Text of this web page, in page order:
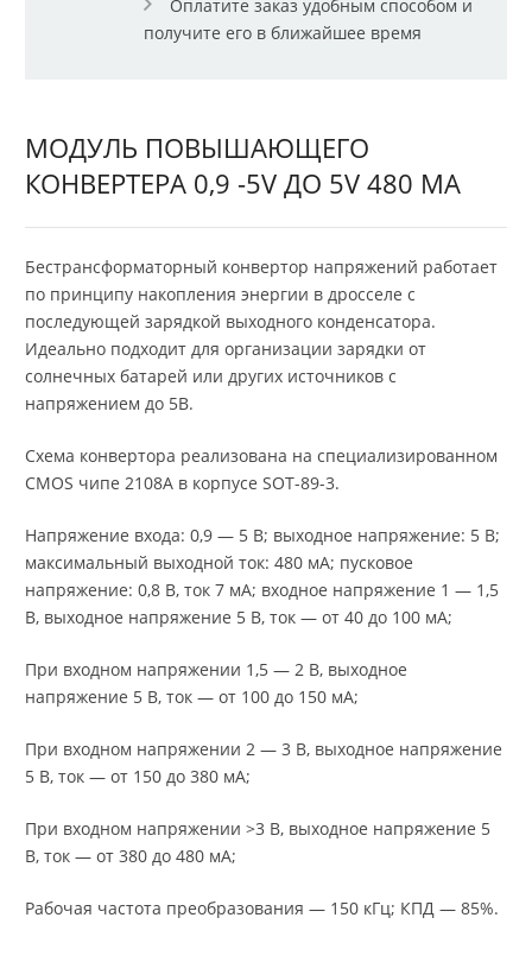
Оплатите заказ удобным способом и
получите его в ближайшее время
МОДУЛЬ ПОВЫШАЮЩЕГО
КОНВЕРТЕРА 0,9 -5V ДО 5V 480 МА
Бестрансформаторный конвертор напряжений работает
по принципу накопления энергии в дросселе с
последующей зарядкой выходного конденсатора.
Идеально подходит для организации зарядки от
солнечных батарей или других источников с
напряжением до 5В.
Схема конвертора реализована на специализированном
CMOS чипе 2108A в корпусе SOT-89-3.
Напряжение входа: 0,9 — 5 В; выходное напряжение: 5 В;
максимальный выходной ток: 480 мА; пусковое
напряжение: 0,8 В, ток 7 мА; входное напряжение 1 — 1,5
В, выходное напряжение 5 В, ток — от 40 до 100 мА;
При входном напряжении 1,5 — 2 В, выходное
напряжение 5 В, ток — от 100 до 150 мА;
При входном напряжении 2 — 3 В, выходное напряжение
5 В, ток — от 150 до 380 мА;
При входном напряжении >3 В, выходное напряжение 5
В, ток — от 380 до 480 мА;
Рабочая частота преобразования — 150 кГц; КПД — 85%.